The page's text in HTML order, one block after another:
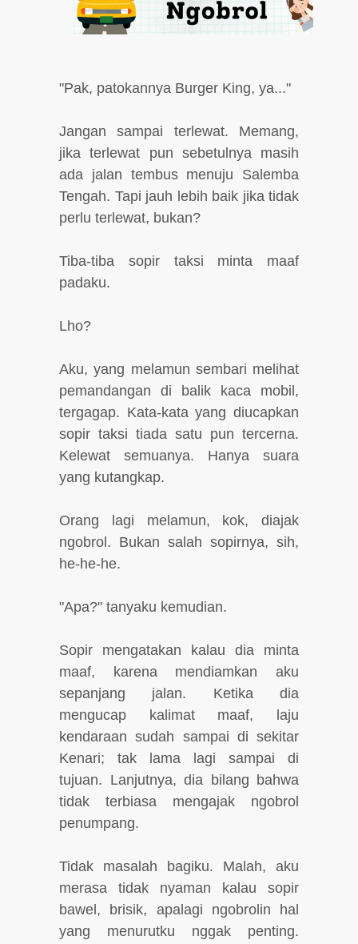
"Pak, patokannya Burger King, ya..."
Jangan sampai terlewat. Memang,
jika terlewat pun sebetulnya masih
ada jalan tembus menuju Salemba
Tengah. Tapi jauh lebih baik jika tidak
perlu terlewat, bukan?
Tiba-tiba sopir taksi minta maaf
padaku.
Lho?
Aku, yang melamun sembari melihat
pemandangan di balik kaca mobil,
tergagap. Kata-kata yang diucapkan
sopir taksi tiada satu pun tercerna.
Kelewat semuanya. Hanya suara
yang kutangkap.
Orang lagi melamun, kok, diajak
ngobrol. Bukan salah sopirnya, sih,
he-he-he.
"Apa?" tanyaku kemudian.
Sopir mengatakan kalau dia minta
maaf, karena mendiamkan aku
sepanjang jalan. Ketika dia
mengucap kalimat maaf, laju
kendaraan sudah sampai di sekitar
Kenari; tak lama lagi sampai di
tujuan. Lanjutnya, dia bilang bahwa
tidak terbiasa mengajak ngobrol
penumpang.
Tidak masalah bagiku. Malah, aku
merasa tidak nyaman kalau sopir
bawel, brisik, apalagi ngobrolin hal
yang menurutku nggak penting.